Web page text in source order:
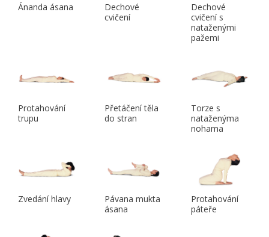
Ánanda ásana
Dechové
cvičení
Dechové
cvičení s
nataženými
pažemi
Protahování
trupu
Přetáčení těla
do stran
Torze s
nataženýma
nohama
Zvedání hlavy
Pávana mukta
ásana
Protahování
páteře